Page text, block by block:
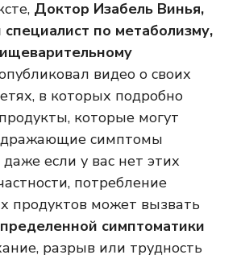
Доктор Изабель Винья,
по метаболизму,
видео о своих
в которых подробно
которые могут
симптомы
если у вас нет этих
потребление
продуктов может вызвать
симптоматики
разрыв или трудность